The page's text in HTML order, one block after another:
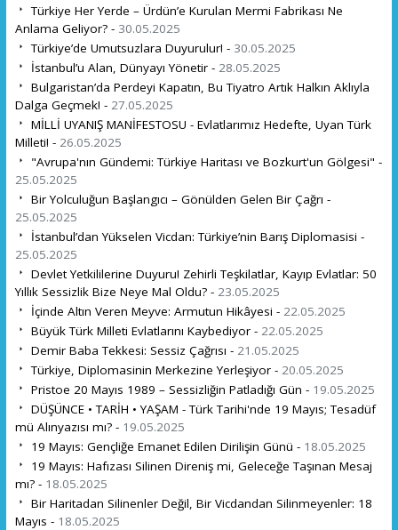
Türkiye Her Yerde – Ürdün’e Kurulan Mermi Fabrikası Ne
Anlama Geliyor? - 30.05.2025
Türkiye’de Umutsuzlara Duyurulur! - 30.05.2025
İstanbul’u Alan, Dünyayı Yönetir - 28.05.2025
Bulgaristan’da Perdeyi Kapatın, Bu Tiyatro Artık Halkın Aklıyla
Dalga Geçmek! - 27.05.2025
MİLLİ UYANIŞ MANİFESTOSU - Evlatlarımız Hedefte, Uyan Türk
Milleti! - 26.05.2025
"Avrupa'nın Gündemi: Türkiye Haritası ve Bozkurt'un Gölgesi" -
25.05.2025
Bir Yolculuğun Başlangıcı – Gönülden Gelen Bir Çağrı -
25.05.2025
İstanbul’dan Yükselen Vicdan: Türkiye’nin Barış Diplomasisi -
25.05.2025
Devlet Yetkililerine Duyuru! Zehirli Teşkilatlar, Kayıp Evlatlar: 50
Yıllık Sessizlik Bize Neye Mal Oldu? - 23.05.2025
İçinde Altın Veren Meyve: Armutun Hikâyesi - 22.05.2025
Büyük Türk Milleti Evlatlarını Kaybediyor - 22.05.2025
Demir Baba Tekkesi: Sessiz Çağrısı - 21.05.2025
Türkiye, Diplomasinin Merkezine Yerleşiyor - 20.05.2025
Pristoe 20 Mayıs 1989 – Sessizliğin Patladığı Gün - 19.05.2025
DÜŞÜNCE • TARİH • YAŞAM - Türk Tarihi'nde 19 Mayıs; Tesadüf
mü Alınyazısı mı? - 19.05.2025
19 Mayıs: Gençliğe Emanet Edilen Dirilişin Günü - 18.05.2025
19 Mayıs: Hafızası Silinen Direniş mi, Geleceğe Taşınan Mesaj
mı? - 18.05.2025
Bir Haritadan Silinenler Değil, Bir Vicdandan Silinmeyenler: 18
Mayıs - 18.05.2025